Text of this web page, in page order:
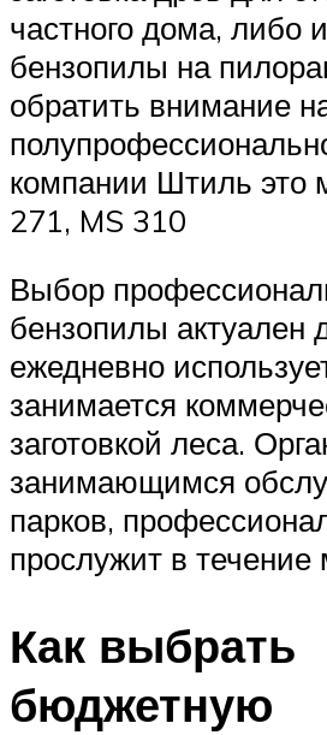
частного дома, либо
бензопилы на
обратить внимание
компании Штиль это
271, MS 310
Выбор
бензопилы актуален
ежедневно
занимается
заготовкой леса.
занимающимся
парков,
прослужит в течение
Как выбрать
бюджетную